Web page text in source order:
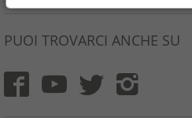
PUOI TROVARCI ANCHE SU